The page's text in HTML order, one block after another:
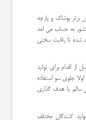
برتر پوشاک و پارچه
به حساب می امد
شده تا رقابت سختی
از اقدام برای تولید
جلوی سو استفاده
سالم با هدف گذاری
کنندگان مختلف